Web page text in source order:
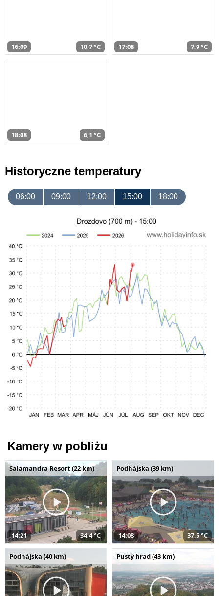
16:09 10,7 °C 17:08 7,9 °C
18:08 6,1 °C
Historyczne temperatury
06:00 09:00 12:00 15:00 18:00
Kamery w pobliżu
Salamandra Resort (22 km)
14:21 34,4 °C
Podhájska (39 km)
14:08 37,5 °C
Podhájska (40 km) Pustý hrad (43 km)